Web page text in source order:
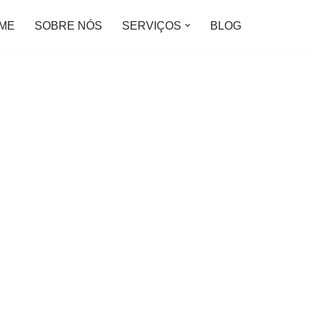
SOBRE NÓS SERVIÇOS BLOG